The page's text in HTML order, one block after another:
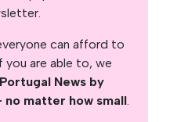
can afford to
are able to, we
News by
matter how small.